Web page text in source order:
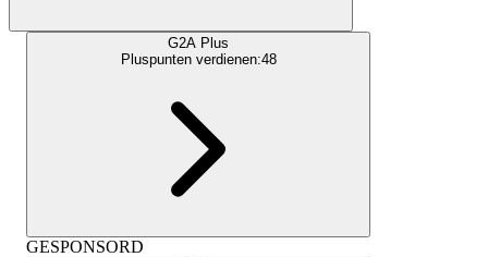
G2A Plus
Pluspunten verdienen:48
GESPONSORD